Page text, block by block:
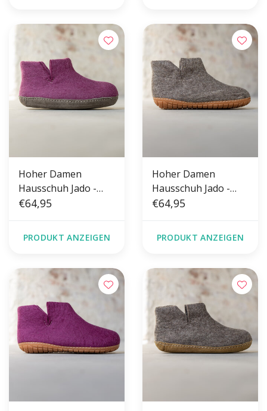
Hoher Damen
Hausschuh Jado -
Blaubeere - Größe
€64,95
PRODUKT ANZEIGEN
Hoher Damen
Hausschuh Jado -
Sesam - Größe 36-41
€64,95
PRODUKT ANZEIGEN